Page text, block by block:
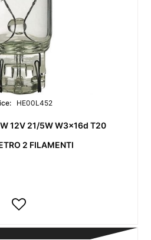
HE00L452
12V 21/5W W3x16d T20
2 FILAMENTI